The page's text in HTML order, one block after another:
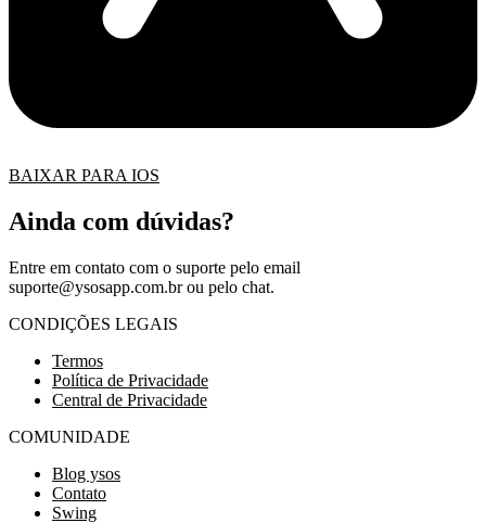
BAIXAR PARA IOS
Ainda com dúvidas?
Entre em contato com o suporte pelo email
suporte@ysosapp.com.brou pelo chat.
CONDIÇÕES LEGAIS
Termos
Política de Privacidade
Central de Privacidade
COMUNIDADE
Blog ysos
Contato
Swing